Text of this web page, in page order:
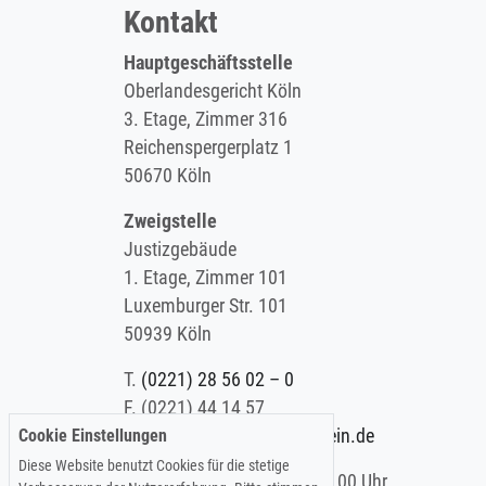
Kontakt
Hauptgeschäftsstelle
Oberlandesgericht Köln
3. Etage, Zimmer 316
Reichenspergerplatz 1
50670 Köln
Zweigstelle
Justizgebäude
1. Etage, Zimmer 101
Luxemburger Str. 101
50939 Köln
T. (0221) 28 56 02 – 0
F.(0221) 44 14 57
E.info@koelner-anwaltverein.de
Montag - Freitag: 9.00 – 15.00 Uhr
Cookie Einstellungen
Diese Website benutzt Cookies für die stetige